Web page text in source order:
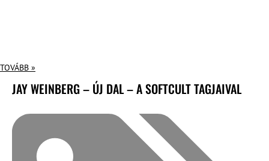
TOVÁBB »
JAY WEINBERG – ÚJ DAL – A SOFTCULT TAGJAIVAL